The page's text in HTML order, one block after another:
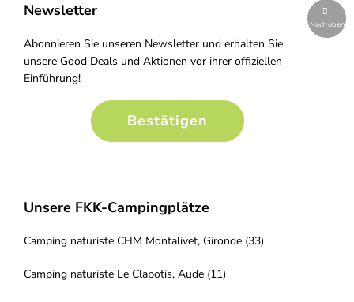
Newsletter
Abonnieren Sie unseren Newsletter und erhalten Sie
unsere Good Deals und Aktionen vor ihrer offiziellen
Einführung!
Bestätigen
Unsere FKK-Campingplätze
Camping naturiste CHM Montalivet, Gironde (33)
Camping naturiste Le Clapotis, Aude (11)
Nach oben